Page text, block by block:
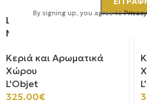
By signing up, you agree to
L’Objet | Eau d’Égée
No.3 Candle
Κεριά και Αρωματικά
Χώρου
L'Objet
325.00€